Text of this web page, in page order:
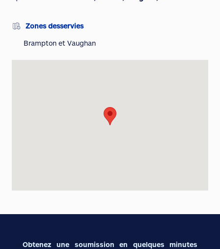
Zones desservies
Brampton et Vaughan
Obtenez une soumission en quelques minutes